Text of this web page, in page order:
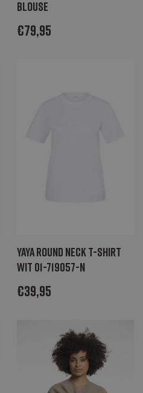
blouse
€79,95
Yaya Round neck T-shirt
wit 01-719057-N
€39,95